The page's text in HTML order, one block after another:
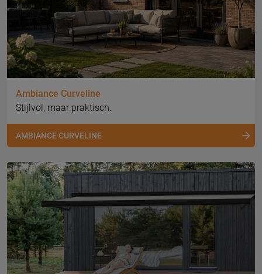
Ambiance Curveline
Stijlvol, maar praktisch.
AMBIANCE CURVELINE